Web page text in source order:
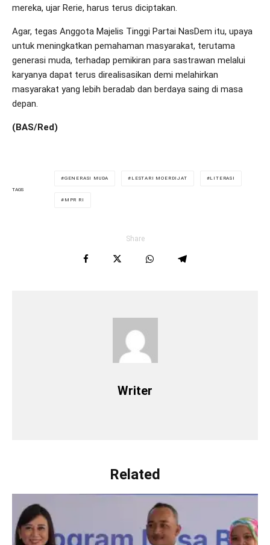
mereka, ujar Rerie, harus terus diciptakan.
Agar, tegas Anggota Majelis Tinggi Partai NasDem itu, upaya
untuk meningkatkan pemahaman masyarakat, terutama
generasi muda, terhadap pemikiran para sastrawan melalui
karyanya dapat terus direalisasikan demi melahirkan
masyarakat yang lebih beradab dan berdaya saing di masa
depan.
(BAS/Red)
TAGS
GENERASI MUDA LESTARI MOERDIJAT LITERASI
MPR RI
Share
Writer
Related